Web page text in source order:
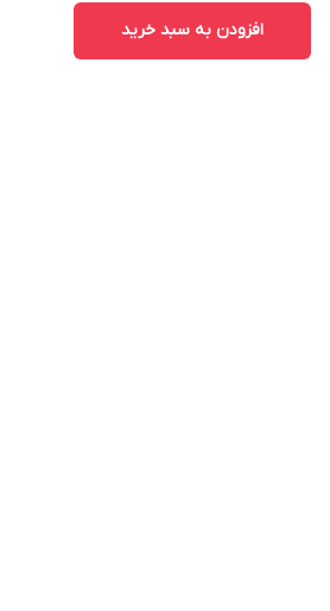
افزودن به سبد خرید